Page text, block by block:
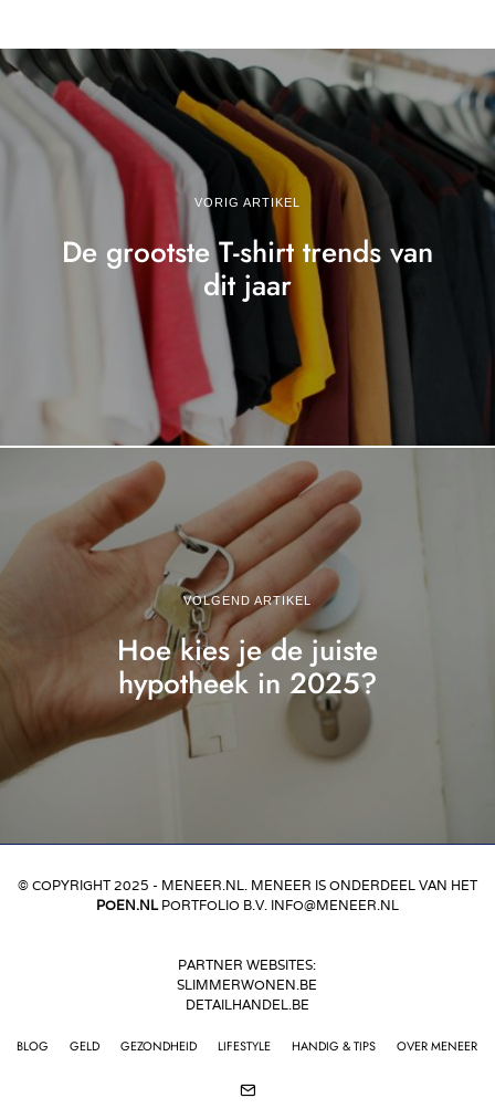
VORIG ARTIKEL
De grootste T-shirt trends van
dit jaar
VOLGEND ARTIKEL
Hoe kies je de juiste
hypotheek in 2025?
© COPYRIGHT 2025 - MENEER.NL. MENEER IS ONDERDEEL VAN HET
POEN.NLPORTFOLIO B.V. INFO@MENEER.NL
PARTNER WEBSITES:
SLIMMERWONEN.BE
DETAILHANDEL.BE
BLOG GELD GEZONDHEID LIFESTYLE HANDIG & TIPS OVER MENEER